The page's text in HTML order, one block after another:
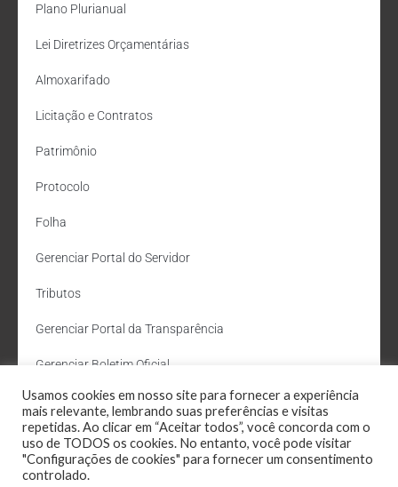
Plano Plurianual
Lei Diretrizes Orçamentárias
Almoxarifado
Licitação e Contratos
Patrimônio
Protocolo
Folha
Gerenciar Portal do Servidor
Tributos
Gerenciar Portal da Transparência
Gerenciar Boletim Oficial
Departamento de Água e Esgoto
Administração Site
Webmail
Usamos cookies em nosso site para fornecer a experiência
mais relevante, lembrando suas preferências e visitas
repetidas. Ao clicar em “Aceitar todos”, você concorda com o
uso de TODOS os cookies. No entanto, você pode visitar
"Configurações de cookies" para fornecer um consentimento
controlado.